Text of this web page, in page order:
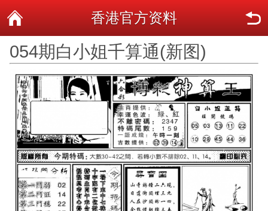
香港官方资料
054期白小姐千算通(新图)